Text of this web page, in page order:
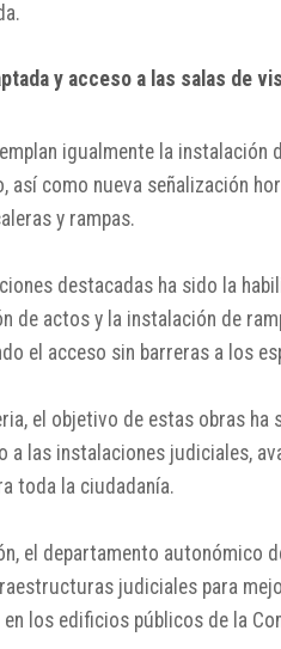
y acceso a las salas de
igualmente la
así como nueva señalización
y rampas.
destacadas ha sido la
de actos y la instalación de
el acceso sin barreras a los
el objetivo de estas obras
a las instalaciones judiciales,
toda la ciudadanía.
el departamento autonómico
judiciales para
los edificios públicos de la